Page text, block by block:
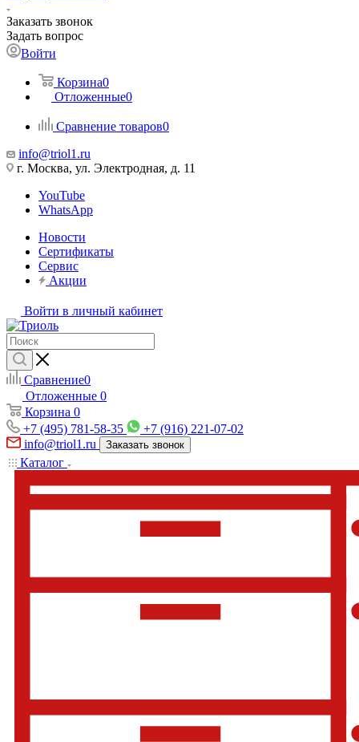
Заказать звонок
Задать вопрос
Войти
Корзина0
Отложенные0
Сравнение товаров0
info@triol1.ru
г. Москва, ул. Электродная, д. 11
YouTube
WhatsApp
Новости
Сертификаты
Сервис
Акции
Войти в личный кабинет
Сравнение0
Отложенные 0
Корзина 0
+7 (495) 781-58-35
+7 (916) 221-07-02
info@triol1.ru
Заказать звонок
Каталог